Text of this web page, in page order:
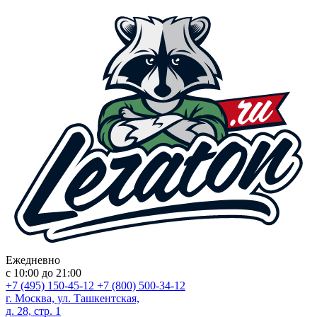
Ежедневно
с 10:00 до 21:00
+7 (495) 150-45-12 +7 (800) 500-34-12
г. Москва, ул. Ташкентская,
д. 28, стр. 1